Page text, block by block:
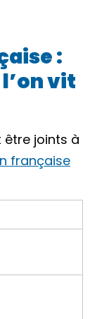
:
vit
être joints à
française